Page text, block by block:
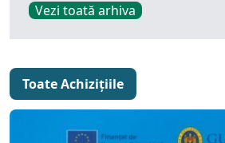
Vezi toată arhiva
Toate Achizițiile